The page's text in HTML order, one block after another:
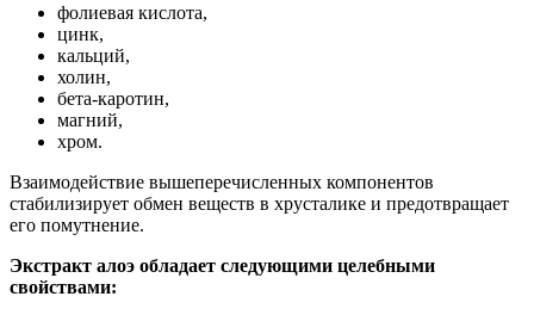
фолиевая кислота,
цинк,
кальций,
холин,
бета-каротин,
магний,
хром.
Взаимодействие вышеперечисленных компонентов
стабилизирует обмен веществ в хрусталике и предотвращает
его помутнение.
Экстракт алоэ обладает следующими целебными
свойствами: